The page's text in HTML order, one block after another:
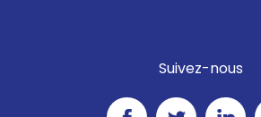
Suivez-nous